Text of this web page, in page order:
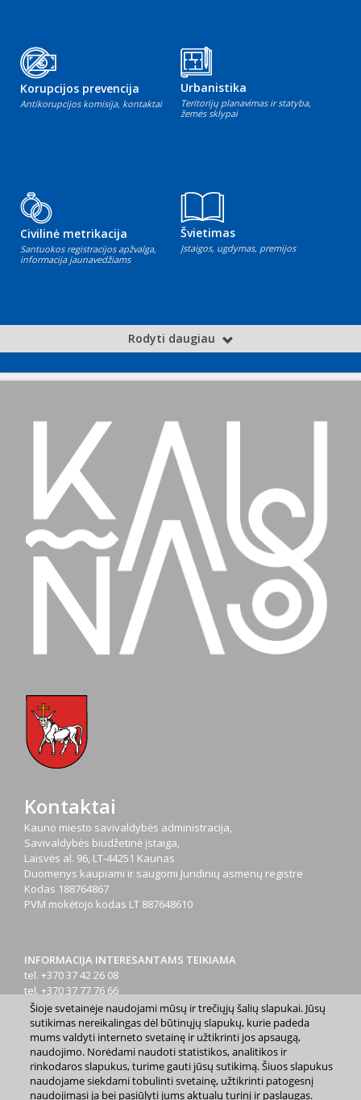
Korupcijos prevencija
Antikorupcijos komisija, kontaktai
Urbanistika
Teritorijų planavimas ir statyba,
žemės sklypai
Civilinė metrikacija
Santuokos registracijos apžvalga,
informacija jaunavedžiams
Švietimas
Įstaigos, ugdymas, premijos
Rodyti daugiau
Kontaktai
Kauno miesto savivaldybės administracija,
Savivaldybės biudžetinė įstaiga,
Laisvės al. 96, LT-44251 Kaunas
Duomenys kaupiami ir saugomi Juridinių asmenų registre
Kodas 188764867
PVM mokėtojo kodas LT 887648610
INFORMACIJA INTERESANTAMS TEIKIAMA
tel. +370 37 42 26 08
tel. +370 37 77 76 66
tel. +370 660 07000
el. p.info@kaunas.lt
Šioje svetainėje naudojami mūsų ir trečiųjų šalių slapukai. Jūsų
sutikimas nereikalingas dėl būtinųjų slapukų, kurie padeda
mums valdyti interneto svetainę ir užtikrinti jos apsaugą,
naudojimo. Norėdami naudoti statistikos, analitikos ir
rinkodaros slapukus, turime gauti jūsų sutikimą. Šiuos slapukus
naudojame siekdami tobulinti svetainę, užtikrinti patogesnį
naudojimąsi ja bei pasiūlyti jums aktualų turinį ir paslaugas.